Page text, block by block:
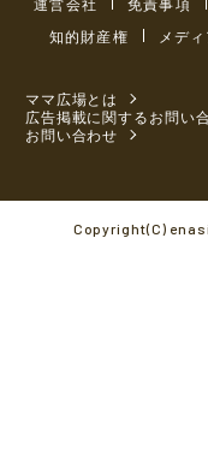
知的財産権
メデ
ママ広場とは
広告掲載に関するお問い
お問い合わせ
Copyright(C)